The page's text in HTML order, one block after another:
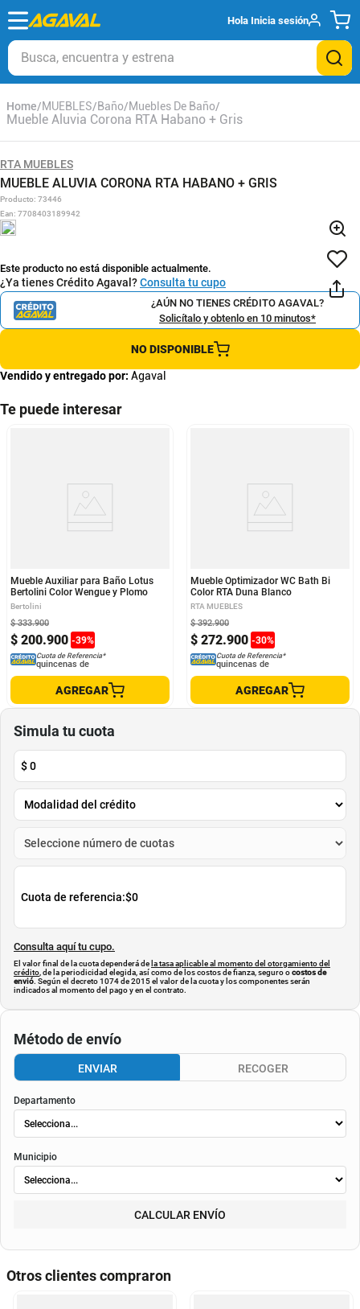
Hola Inicia sesión
Busca, encuentra y estrena
MUEBLES Baño Muebles De Baño
Mueble Aluvia Corona RTA Habano + Gris
RTA MUEBLES
MUEBLE ALUVIA CORONA RTA HABANO + GRIS
Producto: 73446
Ean: 7708403189942
Este producto no está disponible actualmente.
¿Ya tienes Crédito Agaval?Consulta tu cupo
¿AÚN NO TIENES CRÉDITO AGAVAL?
Solicítalo y obtenlo en 10 minutos*
NO DISPONIBLE
Vendido y entregado por: Agaval
Te puede interesar
Mueble Auxiliar para Baño Lotus
Bertolini Color Wengue y Plomo
Bertolini
$ 200.900 -39%
$ 333.900
Cuota de Referencia*
quincenas de
AGREGAR
Mueble Optimizador WC Bath Bi
Color RTA Duna Blanco
RTA MUEBLES
$ 272.900 -30%
$ 392.900
Cuota de Referencia*
quincenas de
AGREGAR
Simula tu cuota
$0
Cuota de referencia:$0
Consulta aquí tu cupo.
El valor final de la cuota dependerá de la tasa aplicable al momento del otorgamiento del
crédito , de la periodicidad elegida, así como de los costos de fianza, seguro ocostos de
envió. Según el decreto 1074 de 2015 el valor de la cuota y los componentes serán
indicados al momento del pago y en el contrato.
Método de envío
ENVIAR RECOGER
Departamento
Municipio
CALCULAR ENVÍO
Otros clientes compraron